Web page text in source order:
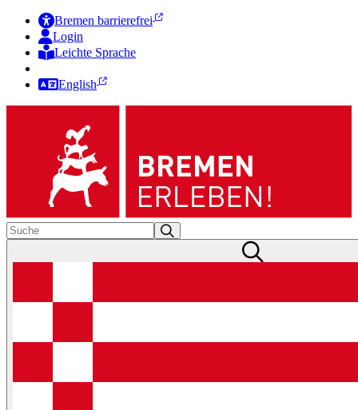
Bremen barrierefrei
Login
Leichte Sprache
English